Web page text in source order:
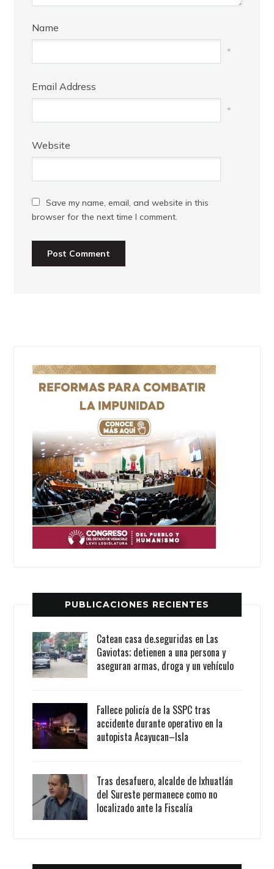
Name
*
Email Address
*
Website
Save my name, email, and website in this
browser for the next time I comment.
PUBLICACIONES RECIENTES
Catean casa de.seguridas en Las
Gaviotas; detienen a una persona y
aseguran armas, droga y un vehículo
Fallece policía de la SSPC tras
accidente durante operativo en la
autopista Acayucan–Isla
Tras desafuero, alcalde de Ixhuatlán
del Sureste permanece como no
localizado ante la Fiscalía